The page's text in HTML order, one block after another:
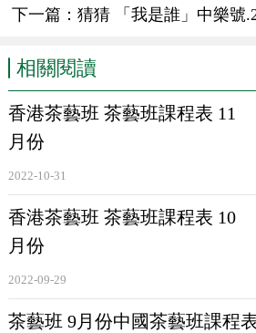
清新、嫩香持久；滋味鮮醇回甘。
和，建陽，松溪，其他地區幾乎不出産，是
純的一種。
代表性茶品爲：白毫銀針、白牡丹
茶等。
中的“三抗三降”（抗輻射、
得更有效果，其中數新工藝白茶的防癌功效
下一篇：猜猜 「我是誰」中樂號
相關閱讀
香港茶藝班 茶藝班課程表 11
月份
2022-10-31
香港茶藝班 茶藝班課程表 10
月份
2022-09-29
茶藝班 9月份中國茶藝班課程